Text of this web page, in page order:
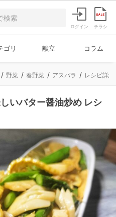
ログイン チラシ
ゴリ 献立 コラム
野菜 春野菜 アスパラ レシピ詳細
いバター醤油炒め レシ